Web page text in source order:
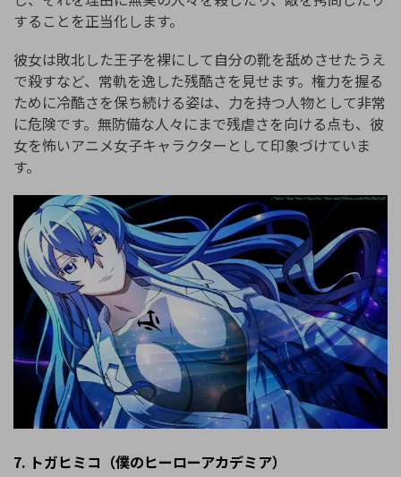
することを正当化します。
彼女は敗北した王子を裸にして自分の靴を舐めさせたうえ
で殺すなど、常軌を逸した残酷さを見せます。権力を握る
ために冷酷さを保ち続ける姿は、力を持つ人物として非常
に危険です。無防備な人々にまで残虐さを向ける点も、彼
女を怖いアニメ女子キャラクターとして印象づけていま
す。
7. トガヒミコ（僕のヒーローアカデミア）